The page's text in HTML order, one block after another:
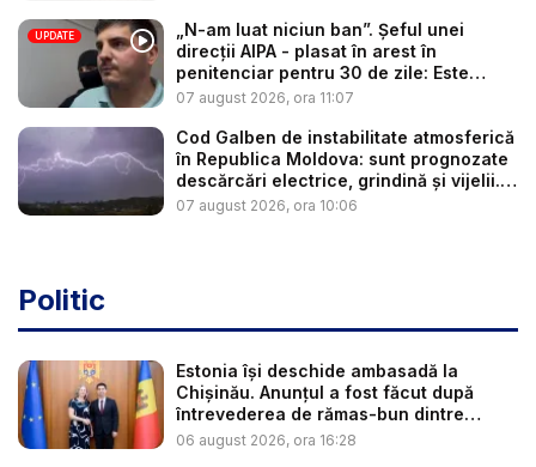
UPDATE
„N-am luat niciun ban”. Șeful unei
direcții AIPA - plasat în arest în
penitenciar pentru 30 de zile: Este
cerc...
07 august 2026, ora 11:07
Cod Galben de instabilitate atmosferică
în Republica Moldova: sunt prognozate
descărcări electrice, grindină și vijelii.
...
07 august 2026, ora 10:06
Politic
Estonia își deschide ambasadă la
Chișinău. Anunțul a fost făcut după
întrevederea de rămas-bun dintre
minis...
06 august 2026, ora 16:28